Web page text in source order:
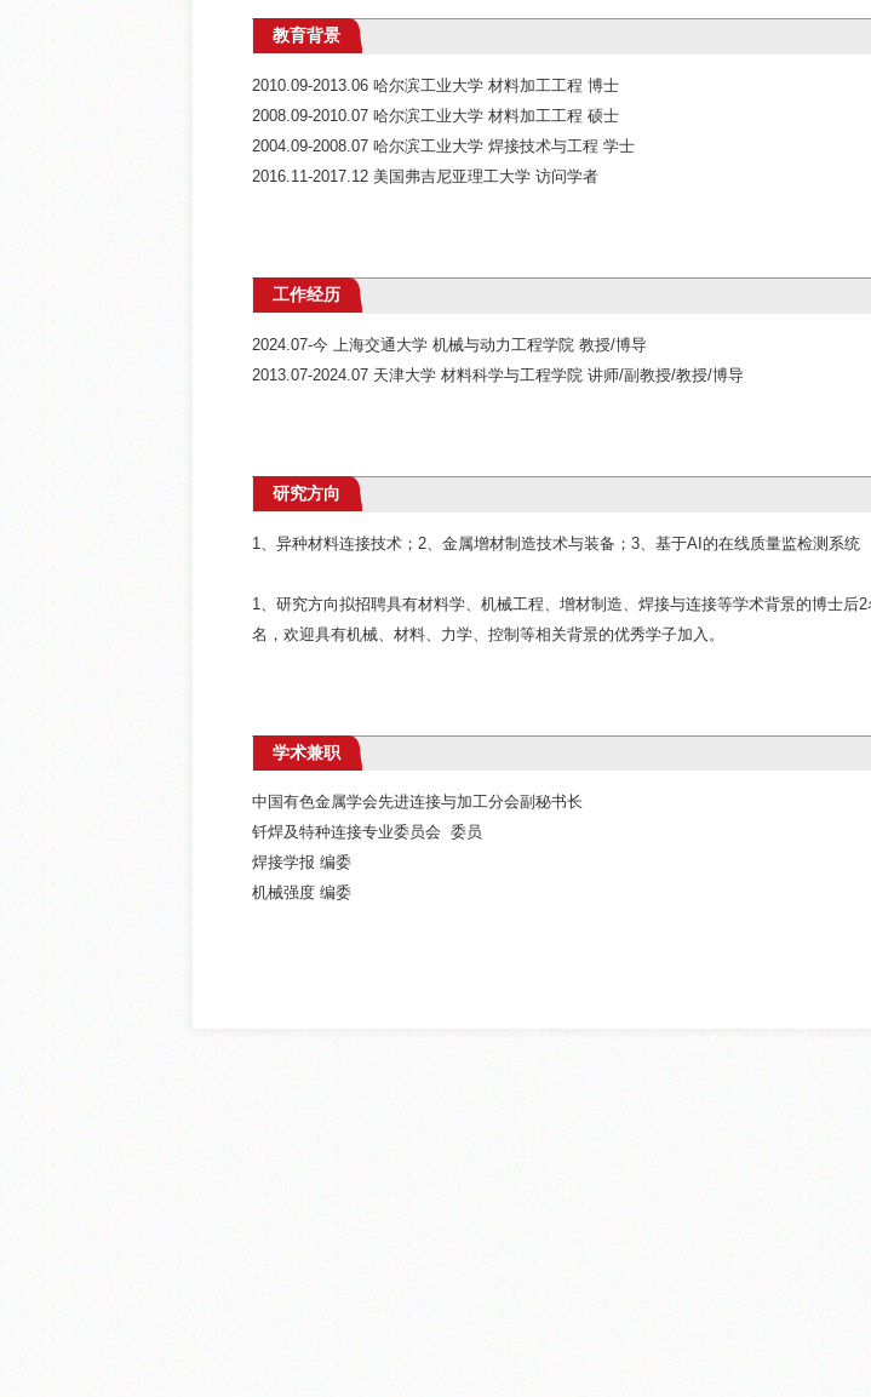
教育背景
2010.09-2013.06 哈尔滨工业大学 材料加工工程 博士
2008.09-2010.07 哈尔滨工业大学 材料加工工程 硕士
2004.09-2008.07 哈尔滨工业大学 焊接技术与工程 学士
2016.11-2017.12 美国弗吉尼亚理工大学 访问学者
工作经历
2024.07-今 上海交通大学 机械与动力工程学院 教授/博导
2013.07-2024.07 天津大学 材料科学与工程学院 讲师/副教授/教授/博导
研究方向
1、异种材料连接技术；2、金属增材制造技术与装备；3、基于AI的在线质量监检测系统
1、研究方向拟招聘具有材料学、机械工程、增材制造、焊接与连接等学术背景的博士后
名，欢迎具有机械、材料、力学、控制等相关背景的优秀学子加入。
学术兼职
中国有色金属学会先进连接与加工分会副秘书长
钎焊及特种连接专业委员会 委员
焊接学报 编委
机械强度 编委